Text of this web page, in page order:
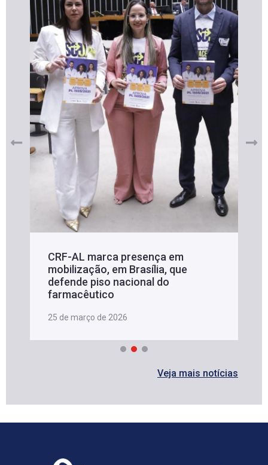
CRF-AL marca presença em
mobilização, em Brasília, que
defende piso nacional do
farmacêutico
25 de março de 2026
Veja mais notícias